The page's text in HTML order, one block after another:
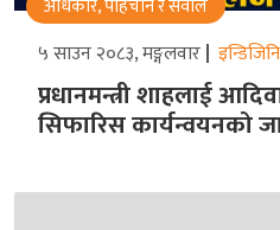
अधिकार, पहिचान र सवाल
५ साउन २०८३, मङ्गलवार
प्रधानमन्त्री शाहलाई
सिफारिस कार्यन्वयनको